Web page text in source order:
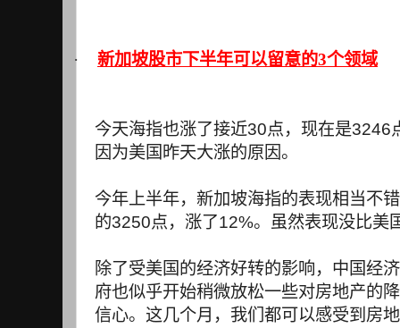
· 新加坡股市下半年可以留意的3个领域
今天海指也涨了接近30点，现在是3246
因为美国昨天大涨的原因。
今年上半年，新加坡海指的表现相当不
的3250点，涨了12%。虽然表现没比美
除了受美国的经济好转的影响，中国经
府也似乎开始稍微放松一些对房地产的
信心。这几个月，我们都可以感受到房